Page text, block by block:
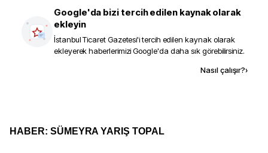
Google'da bizi tercih edilen kaynak olarak
ekleyin
İstanbul Ticaret Gazetesi'i tercih edilen kaynak olarak
ekleyerek haberlerimizi Google'da daha sık görebilirsiniz.
Nasıl çalışır?›
HABER: SÜMEYRA YARIŞ TOPAL